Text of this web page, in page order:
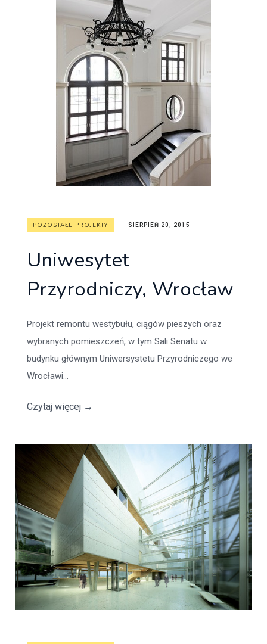
POZOSTAŁE PROJEKTY SIERPIEŃ 20, 2015
Uniwesytet
Przyrodniczy, Wrocław
Projekt remontu westybułu, ciągów pieszych oraz
wybranych pomieszczeń, w tym Sali Senatu w
budynku głównym Uniwersystetu Przyrodniczego we
Wrocławi...
Czytaj więcej →